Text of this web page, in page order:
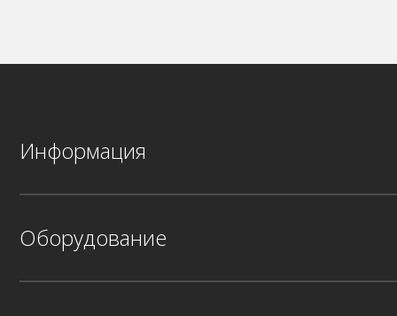
Информация
Оборудование